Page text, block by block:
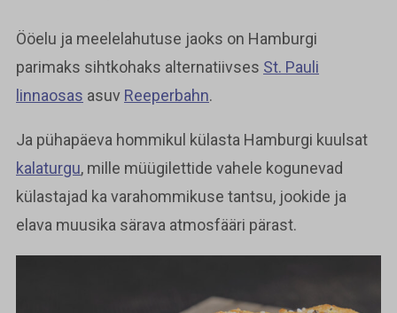
Ööelu ja meelelahutuse jaoks on Hamburgi
parimaks sihtkohaks alternatiivses St. Pauli
linnaosas asuv Reeperbahn.
Ja pühapäeva hommikul külasta Hamburgi kuulsat
kalaturgu, mille müügilettide vahele kogunevad
külastajad ka varahommikuse tantsu, jookide ja
elava muusika särava atmosfääri pärast.